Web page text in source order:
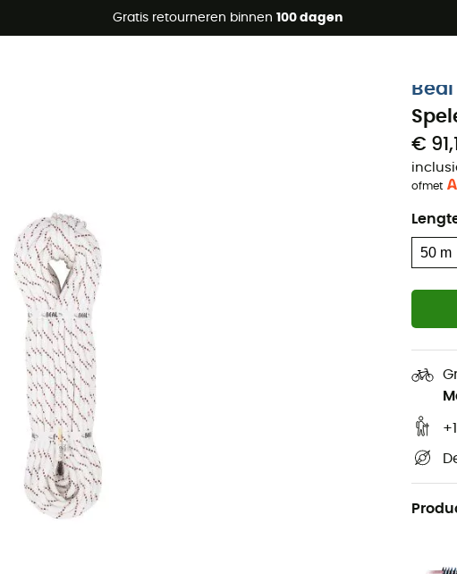
Gratis retourneren binnen 100 dagen
Zomeraanbiedingen 🔥 -5% EXTRA vanaf 2 producten* met code Summer5
Beal
€
ofmet